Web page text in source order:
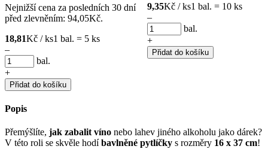
Nejnižší cena za posledních 30 dní
před zlevněním: 94,05Kč.
18,81Kč / ks1 bal. = 5 ks
–
bal.
+
Přidat do košíku
9,35Kč / ks1 bal. = 10 ks
–
bal.
+
Přidat do košíku
Popis
Přemýšlíte, jak zabalit víno nebo lahev jiného alkoholu jako dárek?
V této roli se skvěle hodíbavlněné pytlíčky s rozměry 16 x 37 cm!